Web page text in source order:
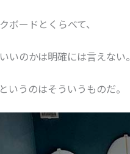
ボードとくらべて、
いのかは明確には言えない。
いうのはそういうものだ。